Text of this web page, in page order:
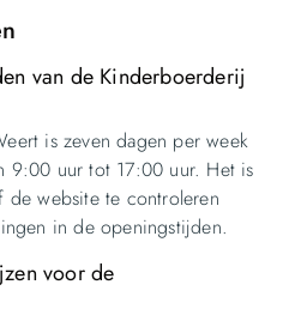
van de Kinderboerderij
is zeven dagen per week
9:00 uur tot 17:00 uur. Het is
website te controleren
in de openingstijden.
voor de